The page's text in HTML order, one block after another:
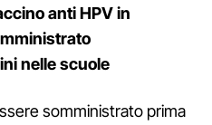
anti HPV in
nelle scuole
somministrato prima